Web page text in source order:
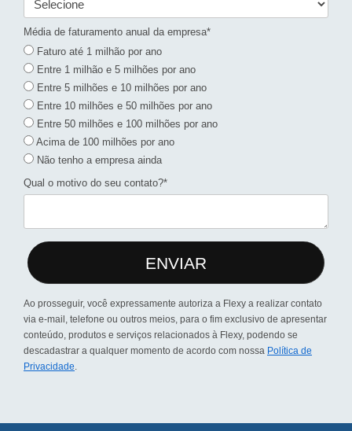
Média de faturamento anual da empresa*
Faturo até 1 milhão por ano
Entre 1 milhão e 5 milhões por ano
Entre 5 milhões e 10 milhões por ano
Entre 10 milhões e 50 milhões por ano
Entre 50 milhões e 100 milhões por ano
Acima de 100 milhões por ano
Não tenho a empresa ainda
Qual o motivo do seu contato?*
ENVIAR
Ao prosseguir, você expressamente autoriza a Flexy a realizar contato
via e-mail, telefone ou outros meios, para o fim exclusivo de apresentar
conteúdo, produtos e serviços relacionados à Flexy, podendo se
descadastrar a qualquer momento de acordo com nossa Política de
Privacidade